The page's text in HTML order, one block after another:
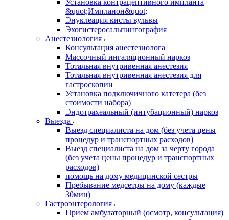
Установка контрацептивного импланта
&quot;Импланон&quot;
Энуклеация кисты вульвы
Эхогистеросальпингография
Анестезиология
Консультация анестезиолога
Массочный ингаляционный наркоз
Тотальная внутривенная анестезия
Тотальная внутривенная анестезия для
гастроскопии
Установка подключичного катетера (без
стоимости набора)
Эндотрахеальный (интубационный) наркоз
Выезда
Выезд специалиста на дом (без учета цены
процедур и транспортных расходов)
Выезд специалиста на дом за черту города
(без учета цены процедур и транспортных
расходов)
помощь на дому медицинской сестры
Пребывание медсетры на дому (каждые
30мин)
Гастроэнтерология
Прием амбулаторный (осмотр, консультация)